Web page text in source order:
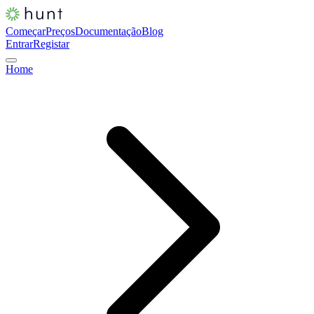
ComeçarPreçosDocumentaçãoBlog
EntrarRegistar
Home